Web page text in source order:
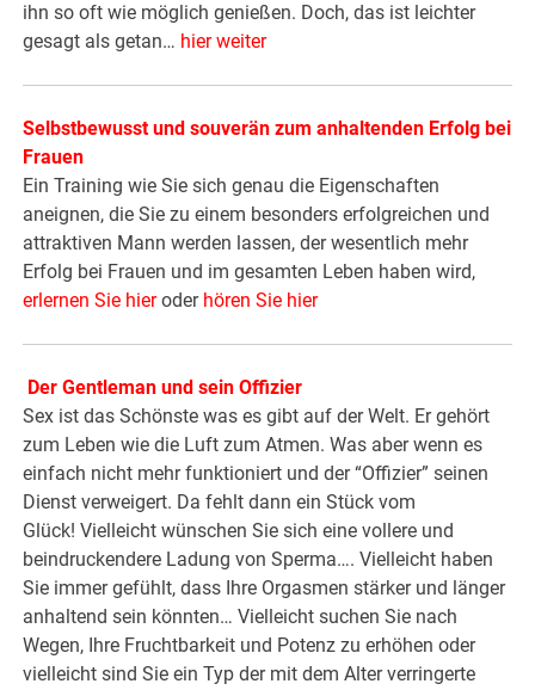
ihn so oft wie möglich genießen. Doch, das ist leichter
gesagt als getan… hier weiter
Selbstbewusst und souverän zum anhaltenden Erfolg bei
Frauen
Ein Training wie Sie sich genau die Eigenschaften
aneignen, die Sie zu einem besonders erfolgreichen und
attraktiven Mann werden lassen, der wesentlich mehr
Erfolg bei Frauen und im gesamten Leben haben wird,
erlernen Sie hieroder hören Sie hier
Der Gentleman und sein Offizier
Sex ist das Schönste was es gibt auf der Welt. Er gehört
zum Leben wie die Luft zum Atmen. Was aber wenn es
einfach nicht mehr funktioniert und der “Offizier” seinen
Dienst verweigert. Da fehlt dann ein Stück vom
Glück! Vielleicht wünschen Sie sich eine vollere und
beindruckendere Ladung von Sperma…. Vielleicht haben
Sie immer gefühlt, dass Ihre Orgasmen stärker und länger
anhaltend sein könnten… Vielleicht suchen Sie nach
Wegen, Ihre Fruchtbarkeit und Potenz zu erhöhen oder
vielleicht sind Sie ein Typ der mit dem Alter verringerte